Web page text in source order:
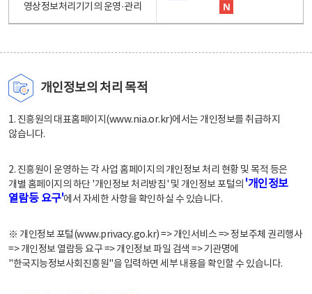
영상정보처리기기의 운영·관리
개인정보의 처리 목적
1. 진흥원의 대표홈페이지(www.nia.or.kr)에서는 개인정보를 취급하지
않습니다.
2. 진흥원이 운영하는 각 사업 홈페이지의 개인정보 처리 현황 및 목적 등은
개별 홈페이지의 하단 '개인정보 처리방침' 및 개인정보 포털의 '개인정보
열람등 요구'에서 자세한 사항을 확인하실 수 있습니다.
※ 개인정보 포털(www.privacy.go.kr) => 개인서비스 => 정보주체 권리행사
=> 개인정보 열람등 요구 => 개인정보 파일 검색 => 기관명에
"한국지능정보사회진흥원"을 입력하면 세부 내용을 확인할 수 있습니다.